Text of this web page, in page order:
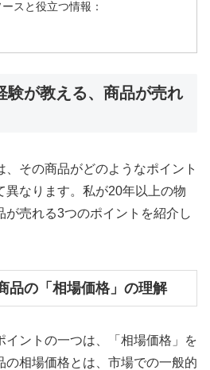
スと役立つ情報：
験が教える、商品が売れ
その商品がどのようなポイント
異なります。私が20年以上の物
が売れる3つのポイントを紹介し
品の「相場価格」の理解
イントの一つは、「相場価格」を
の相場価格とは、市場での一般的